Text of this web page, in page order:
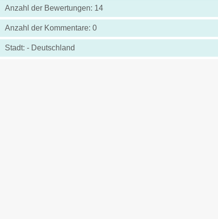
Anzahl der Bewertungen: 14
Anzahl der Kommentare: 0
Stadt: - Deutschland